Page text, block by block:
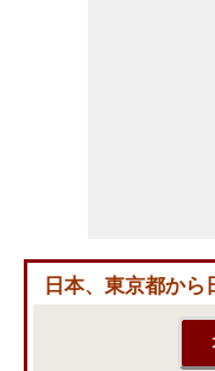
日本、東京都か